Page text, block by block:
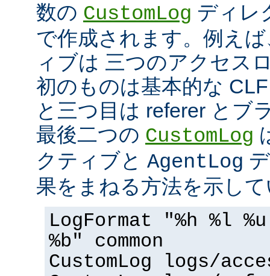
数の CustomLog ディレ
で作成されます。例え
ィブは 三つのアクセス
初のものは基本的な
と三つ目は referer とブ
最後二つの CustomLog
クティブと AgentLog
果をまねる方法を示し
LogFormat "%h %l
%b" common
CustomLog logs/